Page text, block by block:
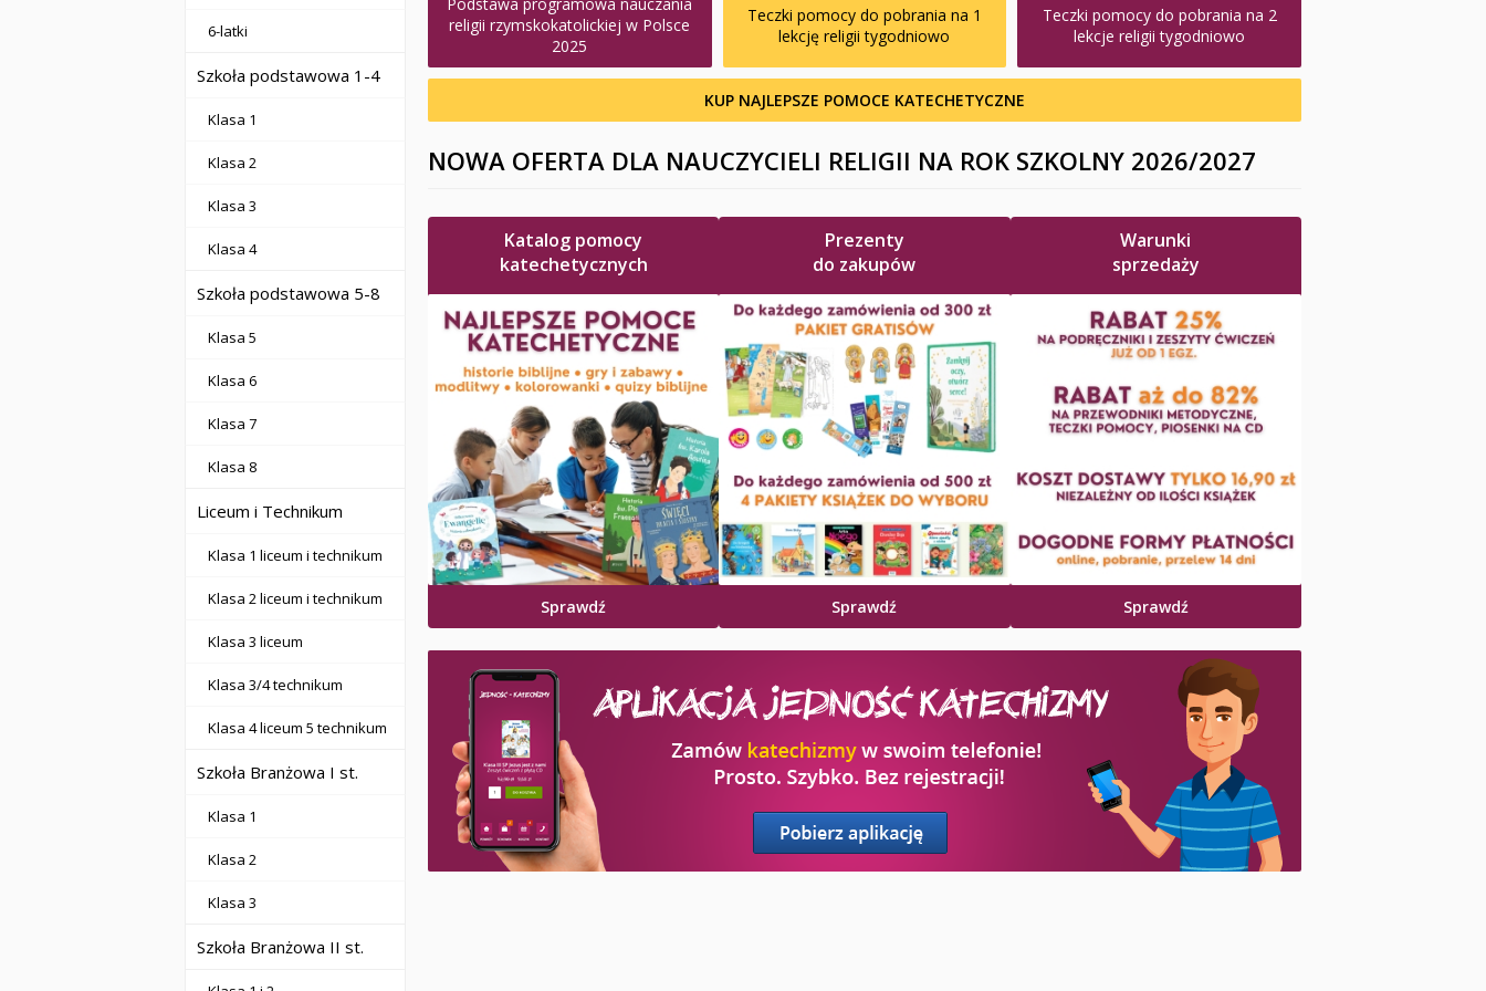
6-latki
Szkoła podstawowa 1-4
Klasa 1
Klasa 2
Klasa 3
Klasa 4
Szkoła podstawowa 5-8
Klasa 5
Klasa 6
Klasa 7
Klasa 8
Liceum i Technikum
Klasa 1 liceum i technikum
Klasa 2 liceum i technikum
Klasa 3 liceum
Klasa 3/4 technikum
Klasa 4 liceum 5 technikum
Szkoła Branżowa I st.
Klasa 1
Klasa 2
Klasa 3
Szkoła Branżowa II st.
religii rzymskokatolickiej w Polsce
2025
Teczki pomocy do pobrania na 1
lekcję religii tygodniowo
Teczki pomocy do pobrania na 2
lekcje religii tygodniowo
KUP NAJLEPSZE POMOCE KATECHETYCZNE
NOWA OFERTA DLA NAUCZYCIELI RELIGII NA ROK SZKOLNY 2026/2027
Katalog pomocy
katechetycznych
Sprawdź
Prezenty
do zakupów
Sprawdź
Warunki
sprzedaży
Sprawdź